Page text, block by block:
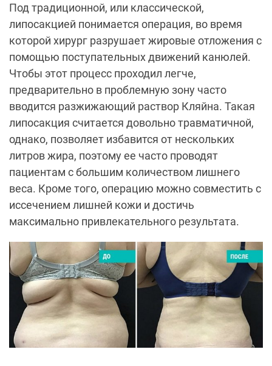
Под традиционной, или классической,
липосакцией понимается операция, во время
которой хирург разрушает жировые отложения с
помощью поступательных движений канюлей.
Чтобы этот процесс проходил легче,
предварительно в проблемную зону часто
вводится разжижающий раствор Кляйна. Такая
липосакция считается довольно травматичной,
однако, позволяет избавится от нескольких
литров жира, поэтому ее часто проводят
пациентам с большим количеством лишнего
веса. Кроме того, операцию можно совместить с
иссечением лишней кожи и достичь
максимально привлекательного результата.